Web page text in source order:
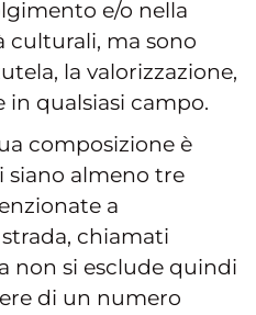
e/o nella
ma sono
la valorizzazione,
in qualsiasi campo.
composizione è
siano almeno tre
a
chiamati
non si esclude quindi
di un numero